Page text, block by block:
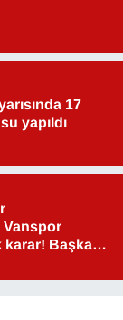
17
yapıldı
Vanspor
karar! Başkan